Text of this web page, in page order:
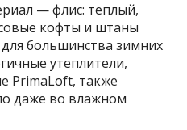
— флис: теплый,
кофты и штаны
большинства зимних
утеплители,
PrimaLoft, также
даже во влажном